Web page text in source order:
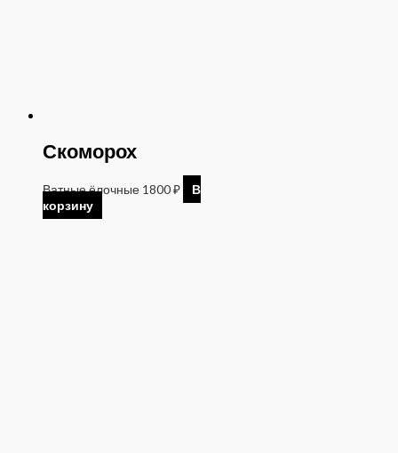
Скоморох
Ватные ёлочные 1800₽
В
корзину